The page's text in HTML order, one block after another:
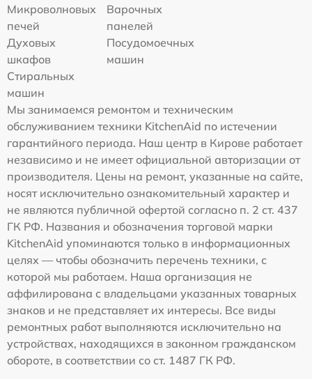
Микроволновых
печей
Варочных
панелей
Духовых
шкафов
Посудомоечных
машин
Стиральных
машин
Мы занимаемся ремонтом и техническим
обслуживанием техники KitchenAid по истечении
гарантийного периода. Наш центр в Кирове работает
независимо и не имеет официальной авторизации от
производителя. Цены на ремонт, указанные на сайте,
носят исключительно ознакомительный характер и
не являются публичной офертой согласно п. 2 ст. 437
ГК РФ. Названия и обозначения торговой марки
KitchenAid упоминаются только в информационных
целях — чтобы обозначить перечень техники, с
которой мы работаем. Наша организация не
аффилирована с владельцами указанных товарных
знаков и не представляет их интересы. Все виды
ремонтных работ выполняются исключительно на
устройствах, находящихся в законном гражданском
обороте, в соответствии со ст. 1487 ГК РФ.